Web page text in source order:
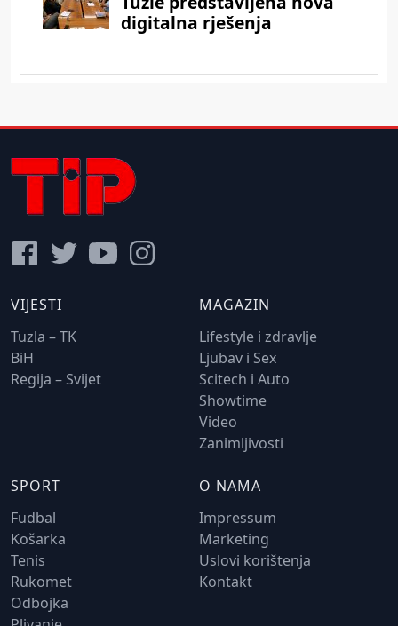
VIJESTI
Tuzla – TK
BiH
Regija – Svijet
MAGAZIN
Lifestyle i zdravlje
Ljubav i Sex
Scitech i Auto
Showtime
Video
Zanimljivosti
SPORT
Fudbal
Košarka
Tenis
Rukomet
Odbojka
O NAMA
Impressum
Marketing
Uslovi korištenja
Kontakt